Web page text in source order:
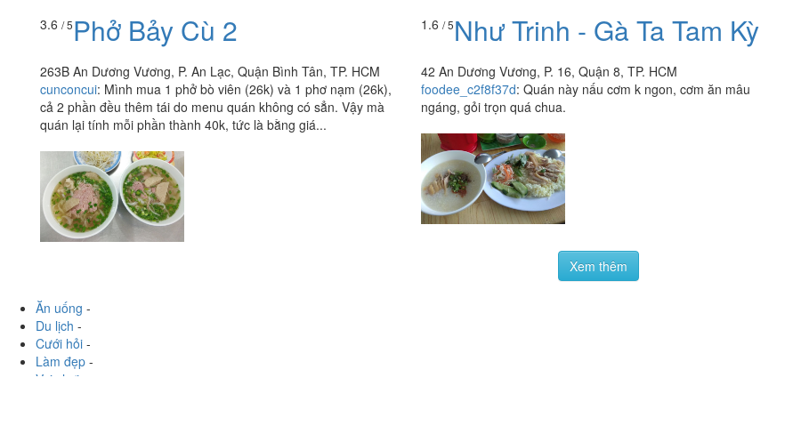
3.6 / 5Phở Bảy Cù 2
263B An Dương Vương, P. An Lạc, Quận Bình Tân, TP. HCM
cunconcui: Mình mua 1 phở bò viên (26k) và 1 phơ nạm (26k),
cả 2 phần đều thêm tái do menu quán không có sẳn. Vậy mà
quán lại tính mỗi phần thành 40k, tức là bằng giá...
1.6 / 5Như Trinh - Gà Ta Tam Kỳ
42 An Dương Vương, P. 16, Quận 8, TP. HCM
foodee_c2f8f37d: Quán này nấu cơm k ngon, cơm ăn mâu
ngáng, gỏi trọn quá chua.
Xem thêm
Ăn uống -
Du lịch -
Cưới hỏi -
Làm đẹp -
Vui chơi